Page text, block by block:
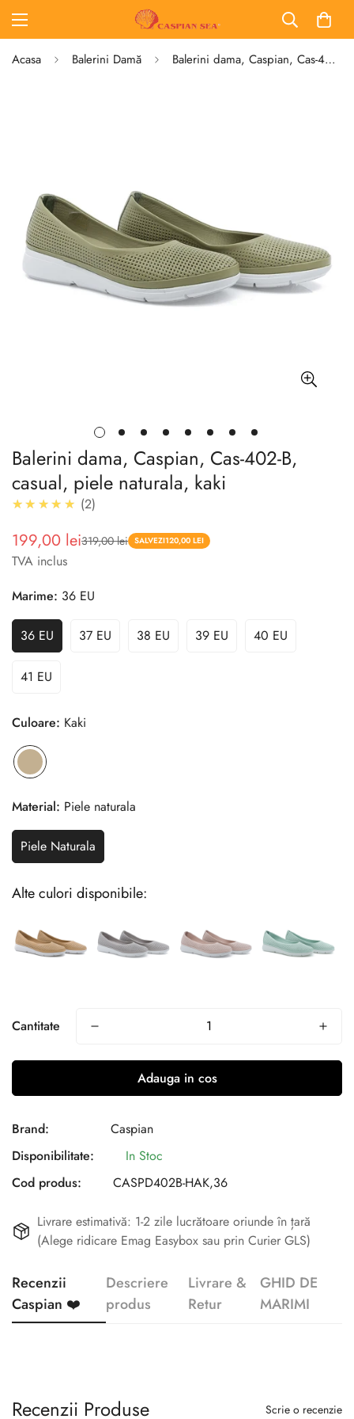
Acasa Balerini Damă Balerini dama, Caspian, Cas-402-B, casual, piele naturala, kaki
Balerini dama, Caspian, Cas-402-B,
casual, piele naturala, kaki
★★★★★ 5.0
2
Pret
redus
199,00 lei
Pret 319,00 lei SALVEZI120,00 LEI
TVA inclus
Marime: 36 EU
36 EU 37 EU 38 EU 39 EU 40 EU
41 EU
Culoare: Kaki
Material: Piele naturala
Piele Naturala
Alte culori disponibile:
Cantitate
Adauga in cos
Brand:
Caspian
Disponibilitate:
In Stoc
Cod produs:
CASPD402B-HAK,36
Livrare estimativă: 1-2 zile lucrătoare oriunde în țară
(Alege ridicare Emag Easybox sau prin Curier GLS)
Recenzii
Caspian ❤️
Descriere
produs
Livrare &
Retur
GHID DE
MARIMI
Recenzii Produse Scrie o recenzie